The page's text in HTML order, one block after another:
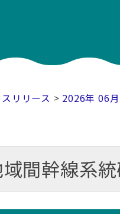
リリース > 2026年 06月
間幹線系